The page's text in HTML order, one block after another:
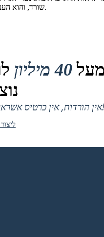
Corell שורד, והוא העניק סמכות יותר על ידי ההון.
40 מיליון
אין הורדות, אין כרטיס אשראי ואין צורך בכניסה כדי לנסות!